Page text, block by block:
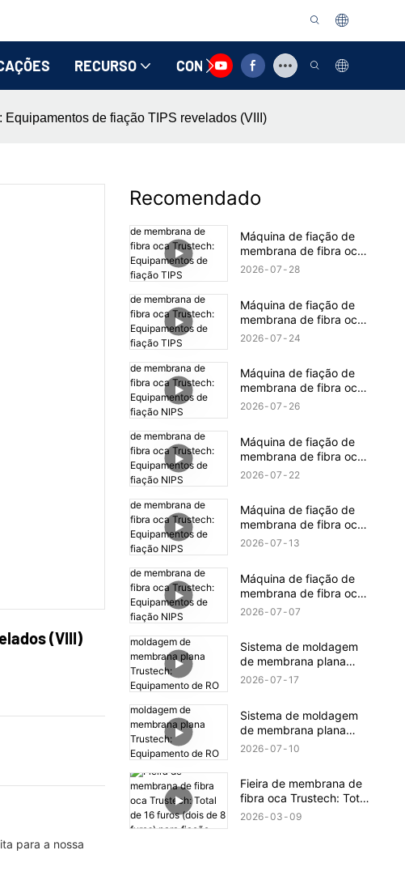
RECURSO CONTATE-NOS
de fiação TIPS revelados (VIII)
(VIII)
para a nossa
Recomendado
Máquina de fiação de
membrana de fibra oca
Trustech: Equipamentos
2026 07 28
Máquina de fiação de
membrana de fibra oca
Trustech: Equipamentos
2026 07 24
Máquina de fiação de
membrana de fibra oca
Trustech: Equipamentos
2026 07 26
Máquina de fiação de
membrana de fibra oca
Trustech: Equipamentos
2026 07 22
Máquina de fiação de
membrana de fibra oca
Trustech: Equipamentos
2026 07 13
Máquina de fiação de
membrana de fibra oca
Trustech: Equipamentos
2026 07 07
Sistema de moldagem
de membrana plana
Trustech: Equipamento
2026 07 17
Sistema de moldagem
de membrana plana
Trustech: Equipamento
2026 07 10
Fieira de membrana de
fibra oca Trustech: Total
de 16 furos (dois de 8
2026 03 09